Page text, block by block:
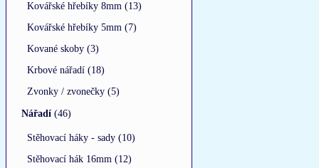
Kovářské hřebíky 8mm (13)
Kovářské hřebíky 5mm (7)
Kované skoby (3)
Krbové nářadí (18)
Zvonky / zvonečky (5)
Nářadí (46)
Stěhovací háky - sady (10)
Stěhovací hák 16mm (12)